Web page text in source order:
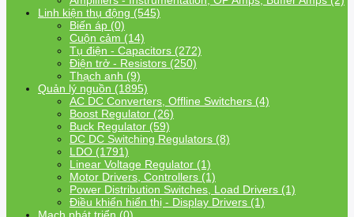
Linh kiện thụ động (545)
Biến áp (0)
Cuộn cảm (14)
Tụ điện - Capacitors (272)
Điện trở - Resistors (250)
Thạch anh (9)
Quản lý nguồn (1895)
AC DC Converters, Offline Switchers (4)
Boost Regulator (26)
Buck Regulator (59)
DC DC Switching Regulators (8)
LDO (1791)
Linear Voltage Regulator (1)
Motor Drivers, Controllers (1)
Power Distribution Switches, Load Drivers (1)
Điều khiển hiển thị - Display Drivers (1)